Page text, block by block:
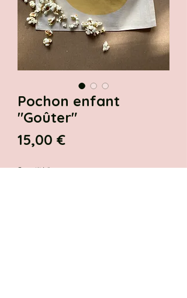
Pochon enfant
"Goûter"
15,00 €Prix
Quantité *